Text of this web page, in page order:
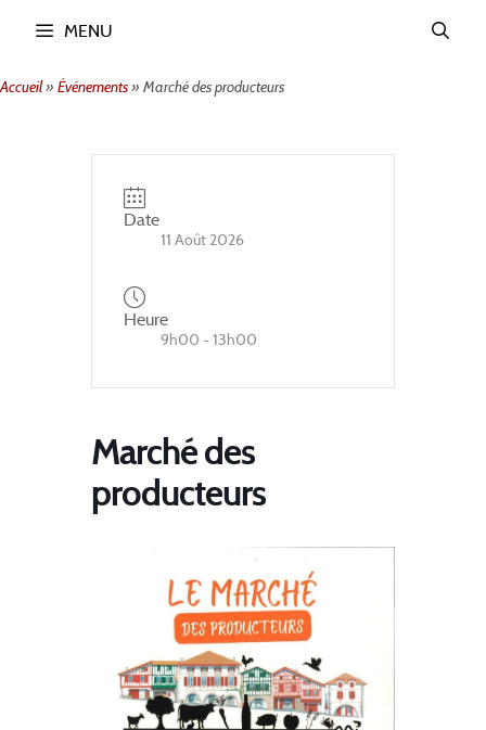
MENU
Accueil» Événements» Marché des producteurs
Date
11 Août 2026
Heure
9h00 - 13h00
Marché des
producteurs